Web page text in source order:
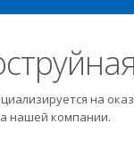
на
нашей компании.